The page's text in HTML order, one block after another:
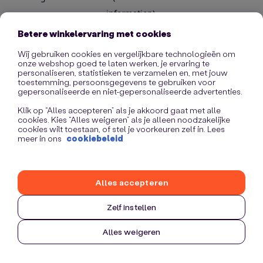
information).
Betere winkelervaring met cookies
Wij gebruiken cookies en vergelijkbare technologieën om
onze webshop goed te laten werken, je ervaring te
personaliseren, statistieken te verzamelen en, met jouw
toestemming, persoonsgegevens te gebruiken voor
gepersonaliseerde en niet-gepersonaliseerde advertenties.
Klik op “Alles accepteren” als je akkoord gaat met alle
cookies. Kies “Alles weigeren” als je alleen noodzakelijke
cookies wilt toestaan, of stel je voorkeuren zelf in. Lees
meer in ons cookiebeleid
Zelf instellen
Alles weigeren
Alles accepteren